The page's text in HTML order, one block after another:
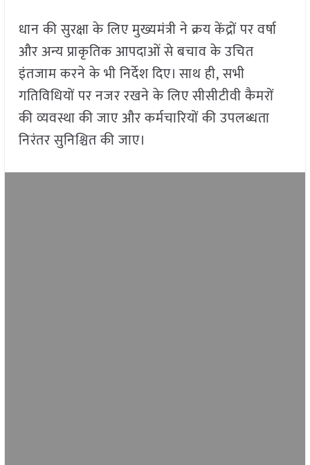
धान की सुरक्षा के लिए मुख्यमंत्री ने क्रय केंद्रों पर वर्षा
और अन्य प्राकृतिक आपदाओं से बचाव के उचित
इंतजाम करने के भी निर्देश दिए। साथ ही, सभी
गतिविधियों पर नजर रखने के लिए सीसीटीवी कैमरों
की व्यवस्था की जाए और कर्मचारियों की उपलब्धता
निरंतर सुनिश्चित की जाए।